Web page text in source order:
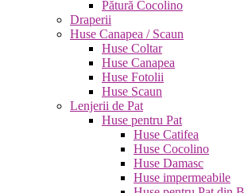
Pătură Cocolino
Draperii
Huse Canapea / Scaun
Huse Coltar
Huse Canapea
Huse Fotolii
Huse Scaun
Lenjerii de Pat
Huse pentru Pat
Huse Catifea
Huse Cocolino
Huse Damasc
Huse impermeabile